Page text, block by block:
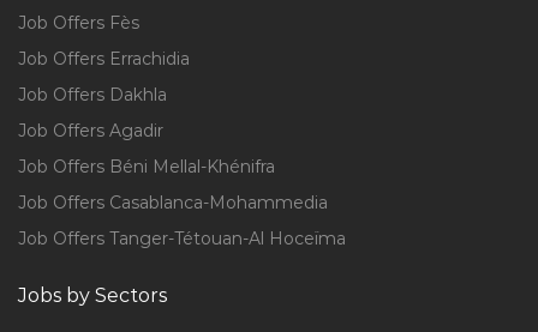
Job Offers Fès
Job Offers Errachidia
Job Offers Dakhla
Job Offers Agadir
Job Offers Béni Mellal-Khénifra
Job Offers Casablanca-Mohammedia
Job Offers Tanger-Tétouan-Al Hoceïma
Jobs by Sectors